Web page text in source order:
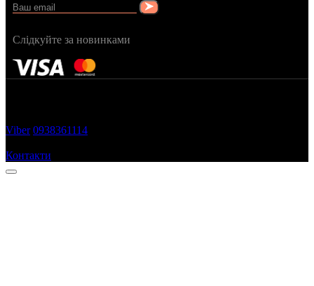
Слідкуйте за новинками
Viber 0938361114
Контакти